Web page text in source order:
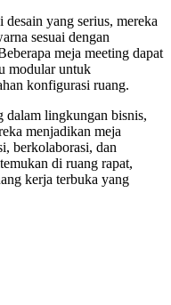
yang serius, mereka
sesuai dengan
meja meeting dapat
modular untuk
konfigurasi ruang.
dalam lingkungan bisnis,
menjadikan meja
berkolaborasi, dan
di ruang rapat,
kerja terbuka yang